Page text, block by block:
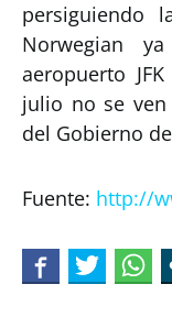
persiguiendo
Norwegian
aeropuerto
julio no se
del Gobierno
Fuente: http://